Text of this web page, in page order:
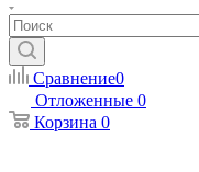
Сравнение0
Отложенные 0
Корзина 0